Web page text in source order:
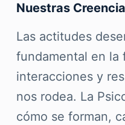
Nuestras
Las actitudes
fundamental en la
interacciones y
nos rodea. La
cómo se forman,